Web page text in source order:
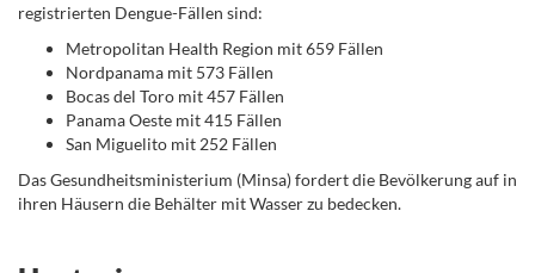
registrierten Dengue-Fällen sind:
Metropolitan Health Region mit 659 Fällen
Nordpanama mit 573 Fällen
Bocas del Toro mit 457 Fällen
Panama Oeste mit 415 Fällen
San Miguelito mit 252 Fällen
Das Gesundheitsministerium (Minsa) fordert die Bevölkerung auf in
ihren Häusern die Behälter mit Wasser zu bedecken.